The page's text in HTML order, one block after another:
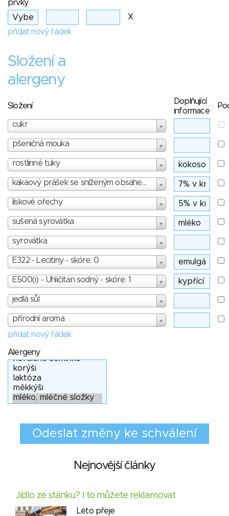
prvky
X
přidat nový řádek
Složení a
alergeny
Složení
Doplňující
informace
cukr
pšeničná mouka
rostlinné tuky
kakaový prášek se sníženým obsahem tuku
lískové ořechy
sušená syrovátka
syrovátka
E322 - Lecitiny - skóre: 0
E500(i) - Uhličitan sodný - skóre: 1
jedlá sůl
přírodní aroma
přidat nový řádek
Alergeny
Nejnovější články
Jídlo ze stánku? I to můžete reklamovat
Léto přeje